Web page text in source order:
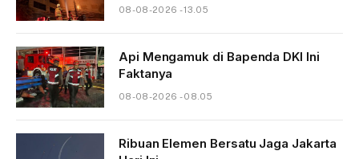
08-08-2026 - 13.05
Api Mengamuk di Bapenda DKI Ini
Faktanya
08-08-2026 - 08.05
Ribuan Elemen Bersatu Jaga Jakarta